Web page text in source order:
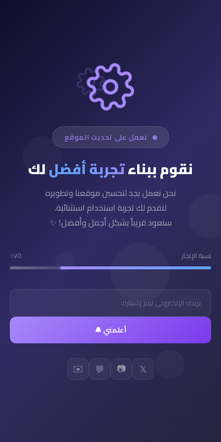
نعمل على تحديث الموقع
نقوم ببناءتجربة أفضللك
نحن نعمل بجد لتحسين موقعنا وتطويره
لنقدم لك تجربة استخدام استثنائية.
سنعود قريباً بشكل أجمل وأفضل! ✨
نسبة الإنجاز ٧٥٪
أعلمني 🔔
𝕏
📷
💬
✉️